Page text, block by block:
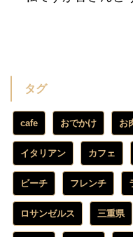
タグ
cafe おでかけ お
イタリアン カフェ
ビーチ フレンチ
ロサンゼルス 三重県